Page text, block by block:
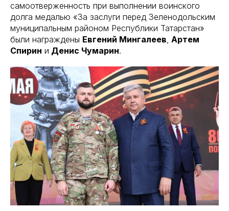
самоотверженность при выполнении воинского
долга медалью «За заслуги перед Зеленодольским
муниципальным районом Республики Татарстан»
были награждены Евгений Мингалеев, Артем
Спирин и Денис Чумарин.